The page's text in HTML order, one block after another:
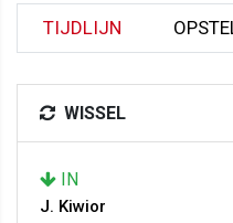
TIJDLIJN
WISSEL
IN
J. Kiwior